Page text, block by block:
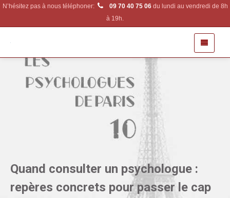
N’hésitez pas à nous téléphoner: 09 70 40 75 06du lundi au vendredi de 8h
à 19h.
Quand consulter un psychologue :
repères concrets pour passer le cap